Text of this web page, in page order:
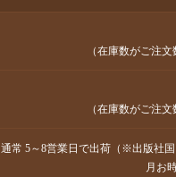
（在庫数がご注
（在庫数がご注
通常 5～8営業日で出荷（※出版社
月お